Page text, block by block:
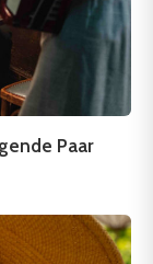
Paar